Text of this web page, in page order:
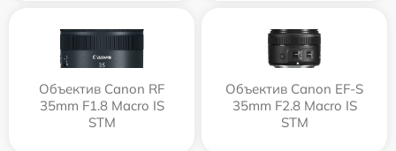
Объектив Canon RF
35mm F1.8 Macro IS
STM
Объектив Canon EF-S
35mm F2.8 Macro IS
STM